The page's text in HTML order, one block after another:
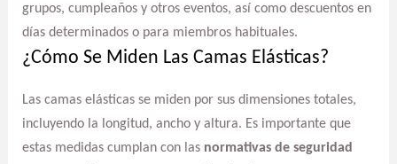
grupos, cumpleaños y otros eventos, así como descuentos en
días determinados o para miembros habituales.
¿Cómo Se Miden Las Camas Elásticas?
Las camas elásticas se miden por sus dimensiones totales,
incluyendo la longitud, ancho y altura. Es importante que
estas medidas cumplan con las normativas de seguridad